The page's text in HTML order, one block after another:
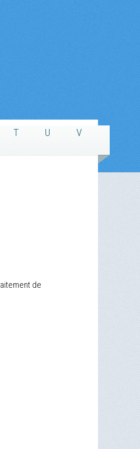
T U V
de